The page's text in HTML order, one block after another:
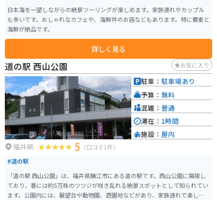
日本海を一望しながらの絶景ツーリングが楽しめます。家族連れやカップル
も多いです。おしゃれなカフェや、海鮮丼のお店などもあります。特に蕎麦と
海鮮が絶品です。
詳しく見る
道の駅 西山公園 お気に入り
福井県 5 （口コミ1件）
#道の駅
「道の駅 西山公園」は、福井県鯖江市にある道の駅です。西山公園に隣接し
ており、春には約5万株のツツジが咲き乱れる絶景スポットとして知られてい
ます。公園内には、展望台や動物園、遊園地などがあり、家族連れで楽しめ
駐車： 駐車場あり
予算： 無料
混雑： 普通
滞在： 1時間
施設： 屋内